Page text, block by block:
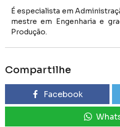
É especialista em
mestre em Engenharia e
Produção.
Compartilhe
Facebook